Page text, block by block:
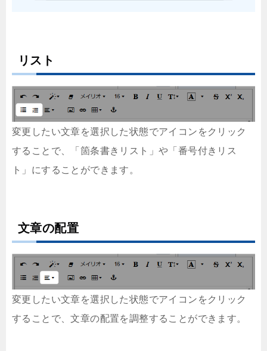
リスト
変更したい文章を選択した状態でアイコンをクリック
することで、「箇条書きリスト」や「番号付きリス
ト」にすることができます。
文章の配置
変更したい文章を選択した状態でアイコンをクリック
することで、文章の配置を調整することができます。